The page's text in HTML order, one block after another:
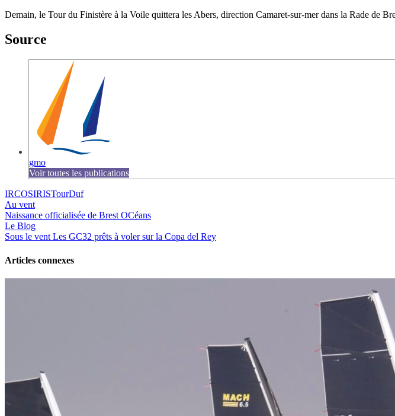
Source
22 janvier 2025
0
Demain, le Tour du Finistère à la Voile quittera les Abers, direction Camaret-sur-mer dans la Rade de
Source
gmo
Voir toutes les publications
IRCOSIRISTourDuf
Au vent
Naissance officialisée de Brest OCéans
Le Blog
Sous le vent Les GC32 prêts à voler sur la Copa del Rey
Articles connexes